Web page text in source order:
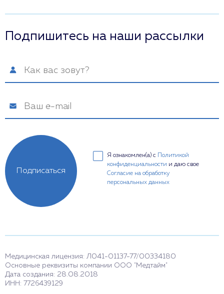
Подпишитесь на наши рассылки
Я ознакомлен(а) с
Политикой
конфиденциальности и даю свое
Согласие на обработку
персональных данных
Подписаться
Медицинская лицензия: Л041-01137-77/00334180
Основные реквизиты компании ООО "Медтайм"
Дата создания: 28.08.2018
ИНН: 7726439129